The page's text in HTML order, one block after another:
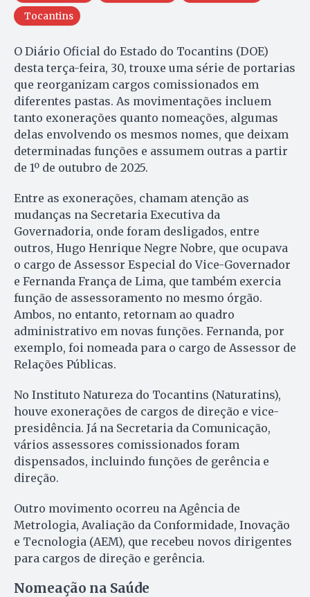
Tocantins
O Diário Oficial do Estado do Tocantins (DOE)
desta terça-feira, 30, trouxe uma série de portarias
que reorganizam cargos comissionados em
diferentes pastas. As movimentações incluem
tanto exonerações quanto nomeações, algumas
delas envolvendo os mesmos nomes, que deixam
determinadas funções e assumem outras a partir
de 1º de outubro de 2025.
Entre as exonerações, chamam atenção as
mudanças na Secretaria Executiva da
Governadoria, onde foram desligados, entre
outros, Hugo Henrique Negre Nobre, que ocupava
o cargo de Assessor Especial do Vice-Governador
e Fernanda França de Lima, que também exercia
função de assessoramento no mesmo órgão.
Ambos, no entanto, retornam ao quadro
administrativo em novas funções. Fernanda, por
exemplo, foi nomeada para o cargo de Assessor de
Relações Públicas.
No Instituto Natureza do Tocantins (Naturatins),
houve exonerações de cargos de direção e vice-
presidência. Já na Secretaria da Comunicação,
vários assessores comissionados foram
dispensados, incluindo funções de gerência e
direção.
Outro movimento ocorreu na Agência de
Metrologia, Avaliação da Conformidade, Inovação
e Tecnologia (AEM), que recebeu novos dirigentes
para cargos de direção e gerência.
Nomeação na Saúde